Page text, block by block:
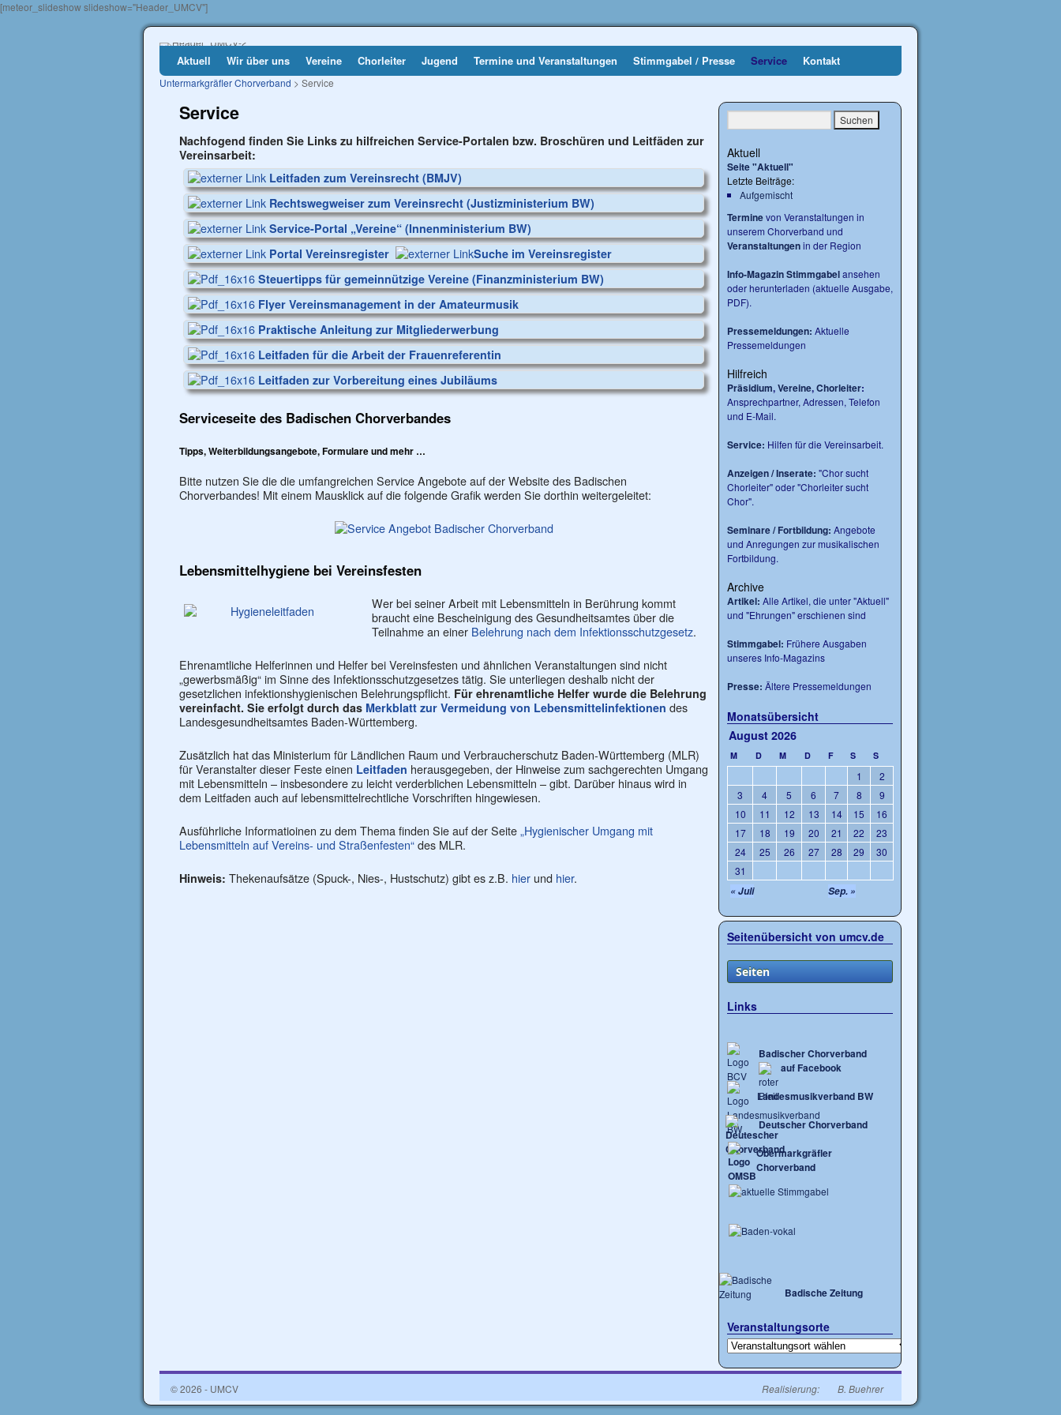
[meteor_slideshow slideshow="Header_UMCV"]
Aktuell Wir über uns Vereine Chorleiter Jugend Termine und Veranstaltungen Stimmgabel / Presse Service Kontakt
Untermarkgräfler Chorverband > Service
Service
Nachfogend finden Sie Links zu hilfreichen Service-Portalen bzw. Broschüren und Leitfäden zur
Vereinsarbeit:
Leitfaden zum Vereinsrecht (BMJV)
Rechtswegweiser zum Vereinsrecht (Justizministerium BW)
Service-Portal „Vereine“ (Innenministerium BW)
Portal Vereinsregister
Suche im Vereinsregister
Steuertipps für gemeinnützige Vereine (Finanzministerium BW)
Flyer Vereinsmanagement in der Amateurmusik
Praktische Anleitung zur Mitgliederwerbung
Leitfaden für die Arbeit der Frauenreferentin
Leitfaden zur Vorbereitung eines Jubiläums
Serviceseite des Badischen Chorverbandes
Tipps, Weiterbildungsangebote, Formulare und mehr …
Bitte nutzen Sie die die umfangreichen Service Angebote auf der Website des Badischen
Chorverbandes! Mit einem Mausklick auf die folgende Grafik werden Sie dorthin weitergeleitet:
Lebensmittelhygiene bei Vereinsfesten
Wer bei seiner Arbeit mit Lebensmitteln in Berührung kommt
braucht eine Bescheinigung des Gesundheitsamtes über die
Teilnahme an einer Belehrung nach dem Infektionsschutzgesetz.
Ehrenamtliche Helferinnen und Helfer bei Vereinsfesten und ähnlichen Veranstaltungen sind nicht
„gewerbsmäßig“ im Sinne des Infektionsschutzgesetzes tätig. Sie unterliegen deshalb nicht der
gesetzlichen infektionshygienischen Belehrungspflicht. Für ehrenamtliche Helfer wurde die Belehrung
vereinfacht. Sie erfolgt durch das Merkblatt zur Vermeidung von Lebensmittelinfektionen des
Landesgesundheitsamtes Baden-Württemberg.
Zusätzlich hat das Ministerium für Ländlichen Raum und Verbraucherschutz Baden-Württemberg (MLR)
für Veranstalter dieser Feste einen Leitfaden herausgegeben, der Hinweise zum sachgerechten Umgang
mit Lebensmitteln – insbesondere zu leicht verderblichen Lebensmitteln – gibt. Darüber hinaus wird in
dem Leitfaden auch auf lebensmittelrechtliche Vorschriften hingewiesen.
Ausführliche Informatioinen zu dem Thema finden Sie auf der Seite„Hygienischer Umgang mit
Lebensmitteln auf Vereins- und Straßenfesten“des MLR.
Hinweis: Thekenaufsätze (Spuck-, Nies-, Hustschutz) gibt es z.B. hier und hier.
Aktuell
Seite "Aktuell"
Letzte Beiträge:
Aufgemischt
Terminevon Veranstaltungen in
unserem Chorverband und
Veranstaltungenin der Region
Info-Magazin Stimmgabelansehen
oder herunterladen (aktuelle Ausgabe,
PDF).
Pressemeldungen: Aktuelle
Pressemeldungen
Hilfreich
Präsidium,Vereine,Chorleiter:
Ansprechpartner, Adressen, Telefon
und E-Mail.
Service: Hilfen für die Vereinsarbeit.
Anzeigen / Inserate: "Chor sucht
Chorleiter" oder "Chorleiter sucht
Chor".
Seminare / Fortbildung: Angebote
und Anregungen zur musikalischen
Fortbildung.
Archive
Artikel: Alle Artikel, die unter "Aktuell"
und "Ehrungen" erschienen sind
Stimmgabel: Frühere Ausgaben
unseres Info-Magazins
Presse: Ältere Pressemeldungen
Monatsübersicht
August 2026
M D M D F S S
1
2
3
4 5 6 7 8
9
10
11 12 13 14 15
16
17
18 19 20 21 22
23
24
25 26 27 28 29
30
31
« Juli
Sep. »
Seitenübersicht von umcv.de
Seiten
Links
Badischer Chorverband
auf Facebook
Landesmusikverband BW
Deutscher Chorverband
Obermarkgräfler
Chorverband
Badische Zeitung
Veranstaltungsorte
© 2026 - UMCV Realisierung: B. Buehrer